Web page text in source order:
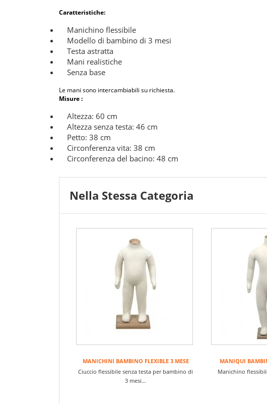
Caratteristiche:
Manichino flessibile
Modello di bambino di 3 mesi
Testa astratta
Mani realistiche
Senza base
Le mani sono intercambiabili su richiesta.
Misure :
Altezza: 60 cm
Altezza senza testa: 46 cm
Petto: 38 cm
Circonferenza vita: 38 cm
Circonferenza del bacino: 48 cm
Nella Stessa Categoria
MANICHINI BAMBINO FLEXIBLE 3 MESE
Ciuccio flessibile senza testa per bambino di
3 mesi...
MANIQUI
Manichino